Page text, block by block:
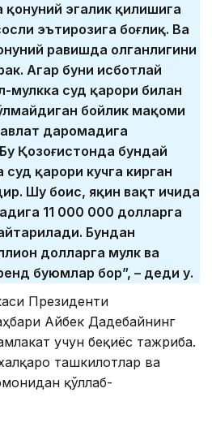
қонуний эгалик қилишига
эътирозига боғлиқ. Ва
равишда олганлигини
Агар буни исботлай
мулкка суд қарори билан
бойлик мақоми
даромадига
Қозоғистонда бундай
қарори кучга кирган
Шу боис, яқин вақт ичида
11 000 000 долларга
Бундан
долларга мулк ва
буюмлар бор”, – деди у.
Президенти
Айбек Дадебайнинг
учун беқиёс тажриба.
ташкилотлар ва
қўллаб-